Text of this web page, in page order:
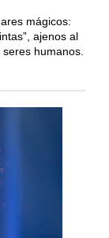
mágicos:
ajenos al
humanos.